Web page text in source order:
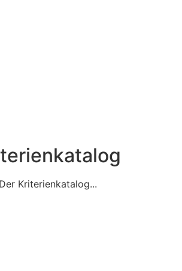
Der Kriterienkatalog...